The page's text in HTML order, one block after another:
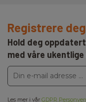
Registrere
Hold deg
med våre
Les mer i vår GDPR